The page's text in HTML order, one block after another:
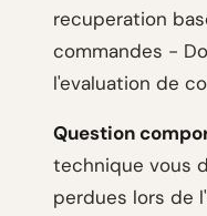
recuperation
commandes -
l'evaluation de
Question
technique vous
perdues lors de